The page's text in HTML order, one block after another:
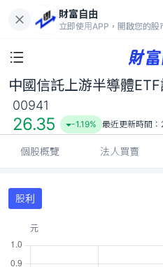
財富自由
立即使用APP，開啟您的股
中國信託上游半導體ETF證
26.35
-
中國信託上游半導體
00941
26.35 -1.19% 最近更新時間：
個股概覽 法人買賣
股利